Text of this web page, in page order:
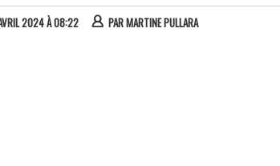
2024 À 08:22 PARMARTINE PULLARA